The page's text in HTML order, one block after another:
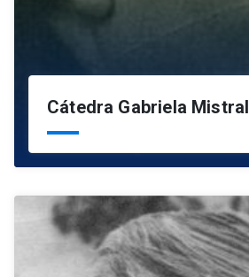
Cátedra Gabriela Mistral